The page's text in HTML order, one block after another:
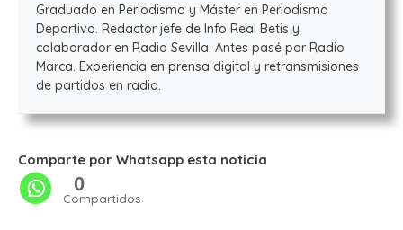
Graduado en Periodismo y Máster en Periodismo
Deportivo. Redactor jefe de Info Real Betis y
colaborador en Radio Sevilla. Antes pasé por Radio
Marca. Experiencia en prensa digital y retransmisiones
de partidos en radio.
Comparte por Whatsapp esta noticia
0
Compartidos